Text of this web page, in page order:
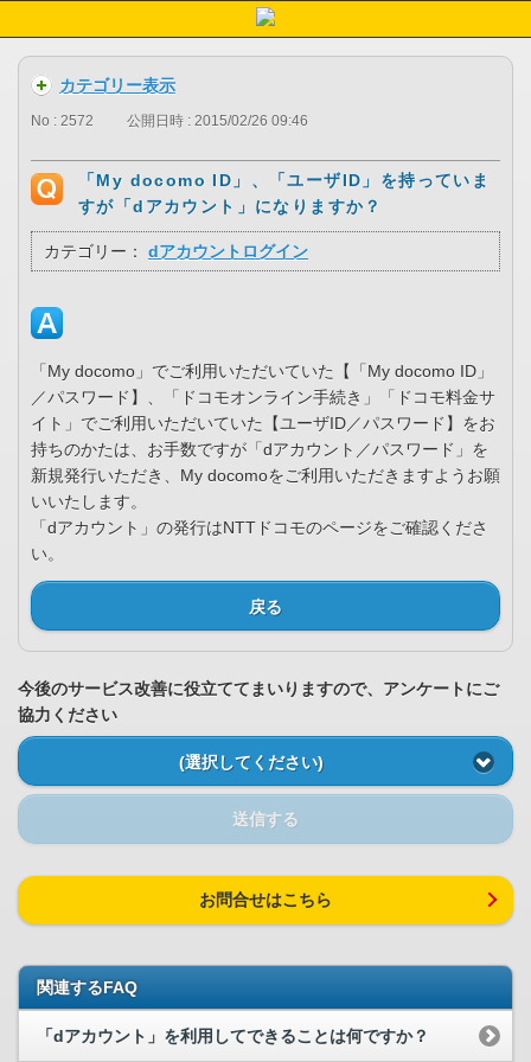
カテゴリー表示
No : 2572 公開日時 : 2015/02/26 09:46
「My docomo ID」、「ユーザID」を持っていま
すが「dアカウント」になりますか？
カテゴリー： dアカウントログイン
「My docomo」でご利用いただいていた【「My docomo ID」
／パスワード】、「ドコモオンライン手続き」「ドコモ料金サ
イト」でご利用いただいていた【ユーザID／パスワード】をお
持ちのかたは、お手数ですが「dアカウント／パスワード」を
新規発行いただき、My docomoをご利用いただきますようお願
いいたします。
「dアカウント」の発行はNTTドコモのページをご確認くださ
い。
戻る
今後のサービス改善に役立ててまいりますので、アンケートにご
協力ください
(選択してください)
送信する
お問合せはこちら
関連するFAQ
「dアカウント」を利用してできることは何ですか？